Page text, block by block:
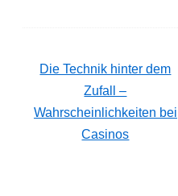
Die Technik hinter dem
Zufall –
Wahrscheinlichkeiten bei
Casinos